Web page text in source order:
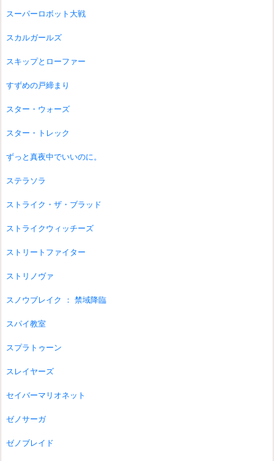
スーパーロボット大戦
スカルガールズ
スキップとローファー
すずめの戸締まり
スター・ウォーズ
スター・トレック
ずっと真夜中でいいのに。
ステラソラ
ストライク・ザ・ブラッド
ストライクウィッチーズ
ストリートファイター
ストリノヴァ
スノウブレイク ： 禁域降臨
スパイ教室
スプラトゥーン
スレイヤーズ
セイバーマリオネット
ゼノサーガ
ゼノブレイド